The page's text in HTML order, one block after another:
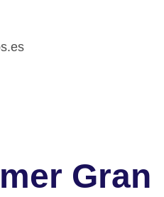
Gran